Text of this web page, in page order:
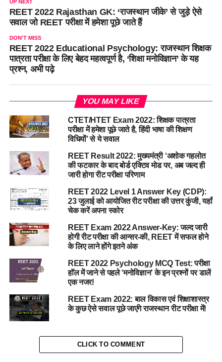
UP NEXT
REET 2022 Rajasthan GK: ‘राजस्थान जीके’ से जुड़े ऐसे
सवाल जो REET परीक्षा में हमेशा पूछे जाते हैं
DON'T MISS
REET 2022 Educational Psychology: राजस्थान शिक्षक
पात्रता परीक्षा के लिए बेहद महत्वपूर्ण है, ‘शिक्षा मनोविज्ञान’ के यह
प्रश्न, अभी पढ़े
YOU MAY LIKE
CTET/HTET Exam 2022: शिक्षक पात्रता
परीक्षा में हमेशा पूछे जाते है, हिंदी भाषा की शिक्षण
विधियों’ से ये सवाल
REET Result 2022: मुख्यमंत्री ‘अशोक गहलोत
की फटकार के बाद बोर्ड एक्टिव मोड पर, अब जल्द ही
जारी होगा रीट परीक्षा परिणाम
REET 2022 Level 1 Answer Key (CDP):
23 जुलाई को आयोजित रीट परीक्षा की उत्तर कुंजी, यहाँ
चेक करें अपना स्कोर
REET Exam 2022 Answer-Key: जल्द जारी
होगी रीट परीक्षा की आन्सर-की, REET में सफल होने
के लिए लाने होंगे इतने अंक
REET 2022 Psychology MCQ Test: परीक्षा
हॉल में जाने से पहले ‘मनोविज्ञान’ के इन प्रश्नों पर डालें
एक नजर!
REET Exam 2022: बाल विकास एवं शिक्षाशास्त्र
के कुछ ऐसे सवाल पूछे जाएंगे राजस्थान रीट परीक्षा में!
CLICK TO COMMENT